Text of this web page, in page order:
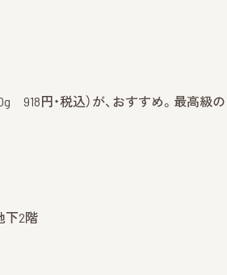
918円・税込）が、おすすめ。最高級の
下2階